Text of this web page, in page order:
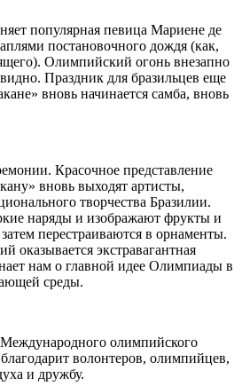
популярная певица Мариене де
постановочного дождя (как,
Олимпийский огонь внезапно
Праздник для бразильцев еще
вновь начинается самба, вновь
Красочное представление
вновь выходят артисты,
творчества Бразилии.
наряды и изображают фрукты и
перестраиваются в орнаменты.
оказывается экстравагантная
нам о главной идее Олимпиады в
среды.
Международного олимпийского
волонтеров, олимпийцев,
и дружбу.